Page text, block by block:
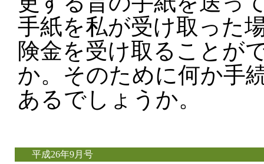
手紙を私が受け取った
険金を受け取ることが
か。そのために何か手
あるでしょうか。
平成26年9月号